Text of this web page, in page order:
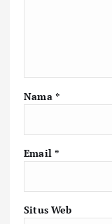
Nama *
Email *
Situs Web